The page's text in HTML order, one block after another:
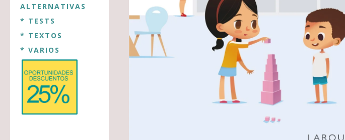
ALTERNATIVAS
* TESTS
* TEXTOS
* VARIOS